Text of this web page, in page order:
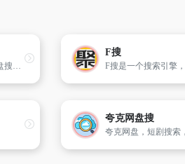
SOSO云盘导航，为大家免费提供最新的网盘搜索网站导航平台，支持百度网盘、迅雷网盘、阿里云盘，蓝奏云盘、迅雷网盘，天翼网盘、腾讯微云、UC网盘，飞猫云盘、移动和彩云网盘、等十大网盘..
F搜
夸克网盘搜
夸克网盘，短剧搜索